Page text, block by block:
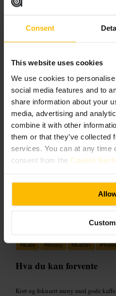
Consent
This website uses cookies
We use cookies to
social media features and to
share information about your
media, advertising and
combine it with other
them or that they’ve collected
services. You can at any time
consent from the Cookie
Kom tidlig på morgenen hvis du vil
eller avocado på toast, og bestill
tilgjengelig.
HALFCUP
Spising og drikke•Kaféer, kaffe- og
4,5
Bilde /HALFCUP
lunsjpause.”
#Kaffe #Brunsj #Kaféliv #
Hva du kan forvente
Kort og fokusert meny med gode